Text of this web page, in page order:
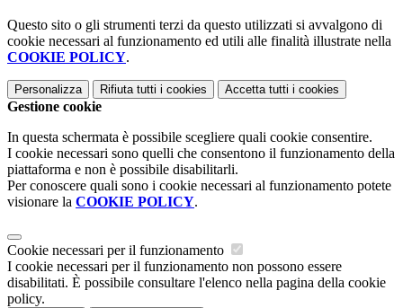
Questo sito o gli strumenti terzi da questo utilizzati si avvalgono di
cookie necessari al funzionamento ed utili alle finalità illustrate nella
COOKIE POLICY.
Personalizza Rifiuta tutti i cookies Accetta tutti i cookies
Gestione cookie
In questa schermata è possibile scegliere quali cookie consentire.
I cookie necessari sono quelli che consentono il funzionamento della
piattaforma e non è possibile disabilitarli.
Per conoscere quali sono i cookie necessari al funzionamento potete
visionare la COOKIE POLICY.
Cookie necessari per il funzionamento
I cookie necessari per il funzionamento non possono essere
disabilitati. È possibile consultare l'elenco nella pagina della cookie
policy.